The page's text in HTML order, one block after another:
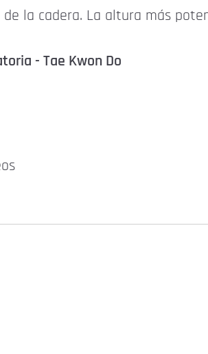
la cadera. La altura más
- Tae Kwon Do